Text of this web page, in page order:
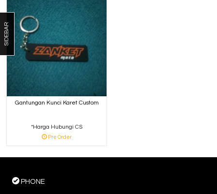
Gantungan Kunci Karet Custom
*Harga Hubungi CS
Pre Order
SIDEBAR
PHONE